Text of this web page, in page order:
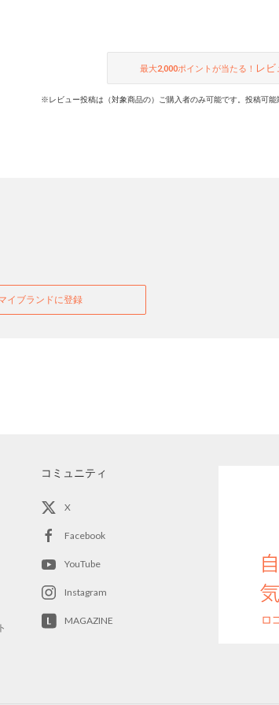
最大2,000ポイントが当たる！ レ
※レビュー投稿は（対象商品の）ご購入者のみ可能です。投稿可
イブランドに登録
コミュニティ
X
Facebook
YouTube
Instagram
MAGAZINE